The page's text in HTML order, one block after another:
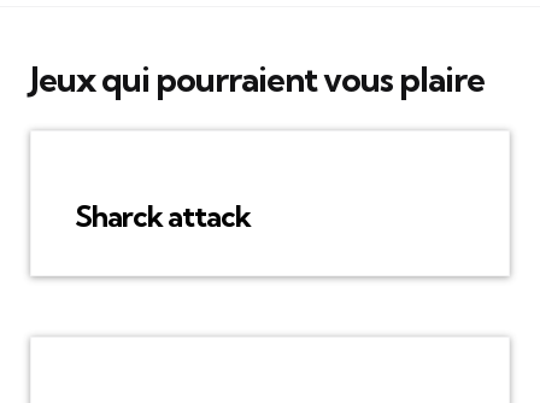
Jeux qui pourraient vous plaire
Sharck attack